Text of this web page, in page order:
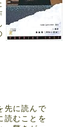
先に読んで
読むことを